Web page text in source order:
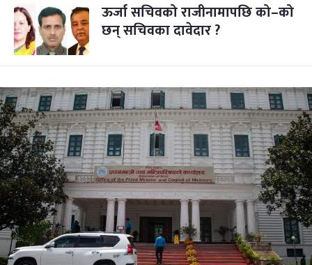
ऊर्जा सचिवको राजीनामापछि को–को
छन् सचिवका दावेदार ?